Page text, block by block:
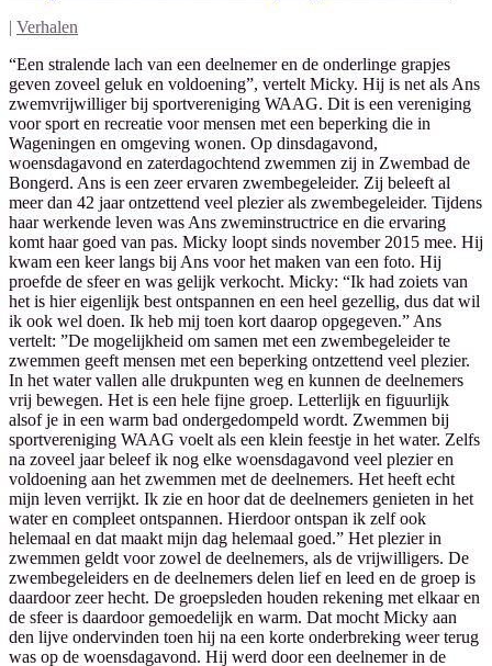
| Verhalen
“Een stralende lach van een deelnemer en de onderlinge grapjes
geven zoveel geluk en voldoening”, vertelt Micky. Hij is net als Ans
zwemvrijwilliger bij sportvereniging WAAG. Dit is een vereniging
voor sport en recreatie voor mensen met een beperking die in
Wageningen en omgeving wonen. Op dinsdagavond,
woensdagavond en zaterdagochtend zwemmen zij in Zwembad de
Bongerd. Ans is een zeer ervaren zwembegeleider. Zij beleeft al
meer dan 42 jaar ontzettend veel plezier als zwembegeleider. Tijdens
haar werkende leven was Ans zweminstructrice en die ervaring
komt haar goed van pas. Micky loopt sinds november 2015 mee. Hij
kwam een keer langs bij Ans voor het maken van een foto. Hij
proefde de sfeer en was gelijk verkocht. Micky: “Ik had zoiets van
het is hier eigenlijk best ontspannen en een heel gezellig, dus dat wil
ik ook wel doen. Ik heb mij toen kort daarop opgegeven.” Ans
vertelt: ”De mogelijkheid om samen met een zwembegeleider te
zwemmen geeft mensen met een beperking ontzettend veel plezier.
In het water vallen alle drukpunten weg en kunnen de deelnemers
vrij bewegen. Het is een hele fijne groep. Letterlijk en figuurlijk
alsof je in een warm bad ondergedompeld wordt. Zwemmen bij
sportvereniging WAAG voelt als een klein feestje in het water. Zelfs
na zoveel jaar beleef ik nog elke woensdagavond veel plezier en
voldoening aan het zwemmen met de deelnemers. Het heeft echt
mijn leven verrijkt. Ik zie en hoor dat de deelnemers genieten in het
water en compleet ontspannen. Hierdoor ontspan ik zelf ook
helemaal en dat maakt mijn dag helemaal goed.” Het plezier in
zwemmen geldt voor zowel de deelnemers, als de vrijwilligers. De
zwembegeleiders en de deelnemers delen lief en leed en de groep is
daardoor zeer hecht. De groepsleden houden rekening met elkaar en
de sfeer is daardoor gemoedelijk en warm. Dat mocht Micky aan
den lijve ondervinden toen hij na een korte onderbreking weer terug
was op de woensdagavond. Hij werd door een deelnemer in de